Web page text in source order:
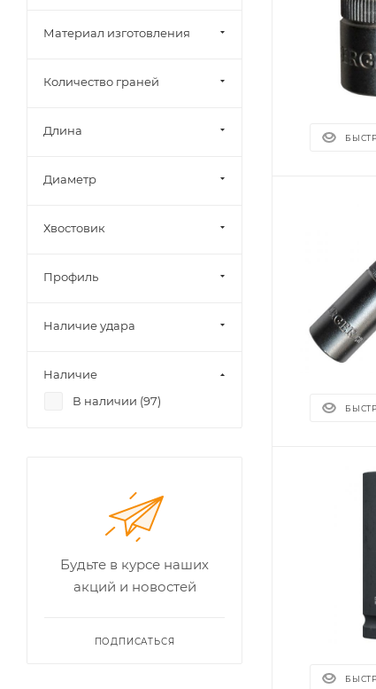
Материал изготовления
Количество граней
Длина
Диаметр
Хвостовик
Профиль
Наличие удара
Наличие
В наличии (97)
Будьте в курсе наших
акций и новостей
ПОДПИСАТЬСЯ